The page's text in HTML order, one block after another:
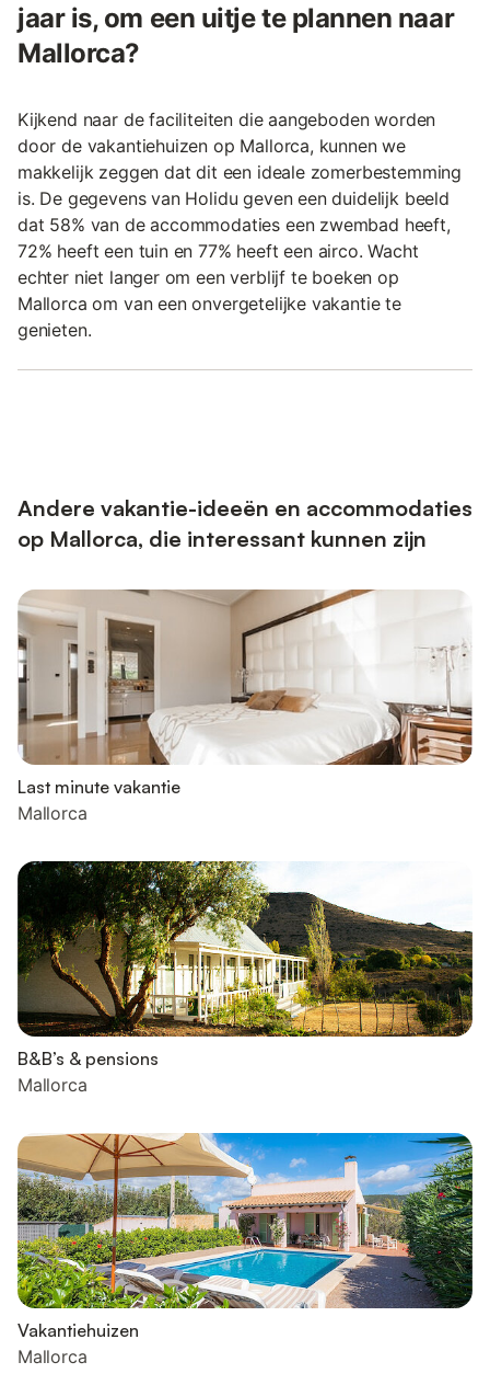
jaar is, om een uitje te plannen naar
Mallorca?
Kijkend naar de faciliteiten die aangeboden worden
door de vakantiehuizen op Mallorca, kunnen we
makkelijk zeggen dat dit een ideale zomerbestemming
is. De gegevens van Holidu geven een duidelijk beeld
dat 58% van de accommodaties een zwembad heeft,
72% heeft een tuin en 77% heeft een airco. Wacht
echter niet langer om een verblijf te boeken op
Mallorca om van een onvergetelijke vakantie te
genieten.
Andere vakantie-ideeën en accommodaties
op Mallorca, die interessant kunnen zijn
Last minute vakantie
Mallorca
B&B’s & pensions
Mallorca
Vakantiehuizen
Mallorca